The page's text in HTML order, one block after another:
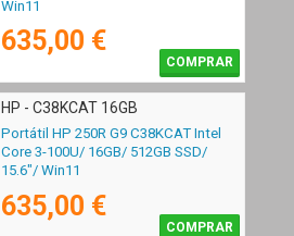
Win11
635,00 €
COMPRAR
HP - C38KCAT 16GB
Portátil HP 250R G9 C38KCAT Intel
Core 3-100U/ 16GB/ 512GB SSD/
15.6"/ Win11
635,00 €
COMPRAR